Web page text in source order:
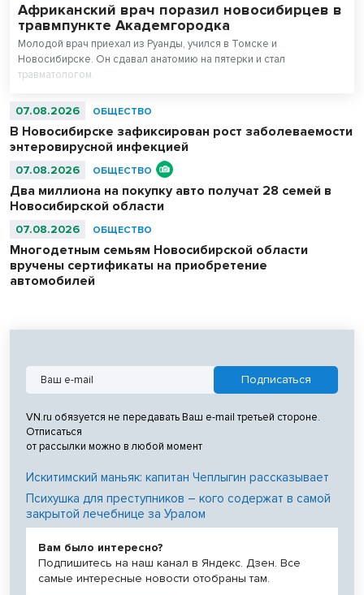
Африканский врач поразил новосибирцев в
травмпункте Академгородка
Молодой врач приехал из Руанды, учился в Томске и
Новосибирске. Он сдавал анатомию на пятерки и стал
травматологом.
07.08.2026 ОБЩЕСТВО
В Новосибирске зафиксирован рост заболеваемости
энтеровирусной инфекцией
07.08.2026 ОБЩЕСТВО
Два миллиона на покупку авто получат 28 семей в
Новосибирской области
07.08.2026 ОБЩЕСТВО
Многодетным семьям Новосибирской области
вручены сертификаты на приобретение
автомобилей
VN.ru обязуется не передавать Ваш e-mail третьей стороне.
Отписаться
от рассылки можно в любой момент
Искитимский маньяк: капитан Чеплыгин рассказывает
Психушка для преступников – кого содержат в самой
закрытой лечебнице за Уралом
Вам было интересно?
Подпишитесь на наш канал в Яндекс. Дзен. Все
самые интересные новости отобраны там.